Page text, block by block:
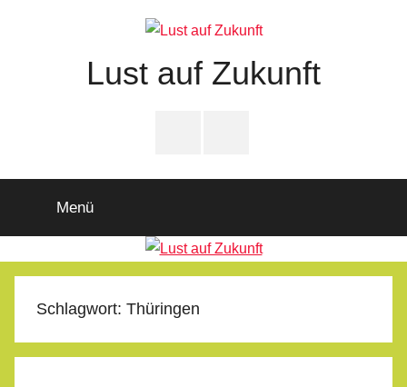
Lust auf Zukunft
Menü
Schlagwort: Thüringen